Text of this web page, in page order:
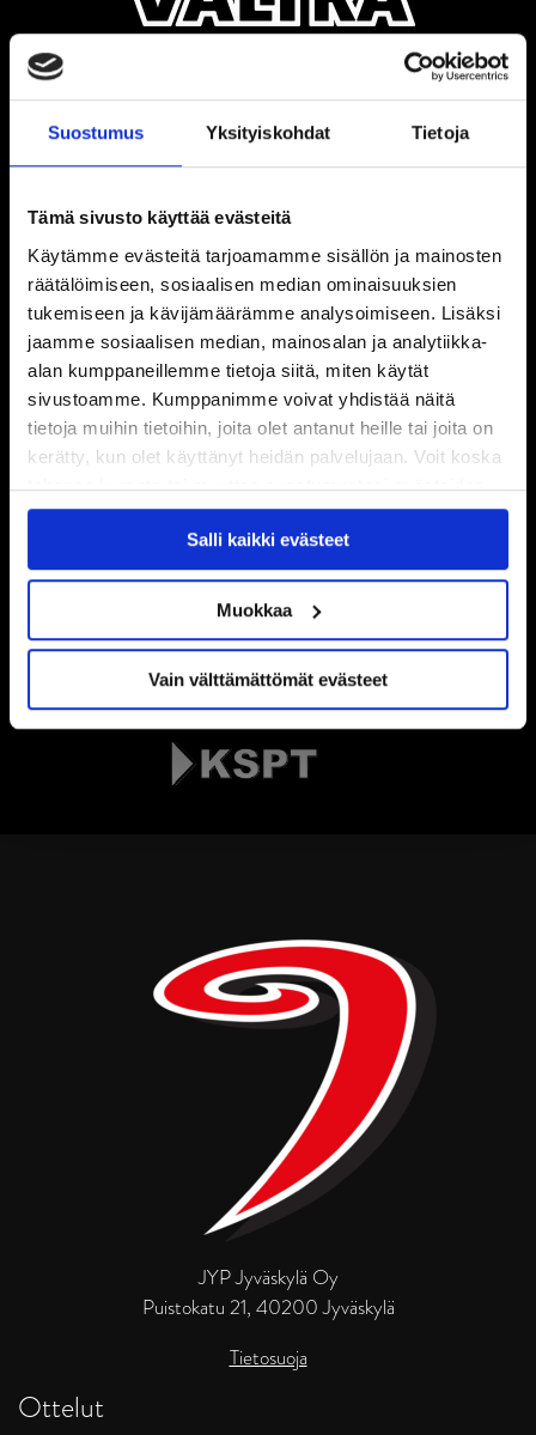
Suostumus Yksityiskohdat Tietoja
Tämä sivusto käyttää evästeitä
Käytämme evästeitä tarjoamamme sisällön ja mainosten
räätälöimiseen, sosiaalisen median ominaisuuksien
tukemiseen ja kävijämäärämme analysoimiseen. Lisäksi
jaamme sosiaalisen median, mainosalan ja analytiikka-
alan kumppaneillemme tietoja siitä, miten käytät
sivustoamme. Kumppanimme voivat yhdistää näitä
tietoja muihin tietoihin, joita olet antanut heille tai joita on
kerätty, kun olet käyttänyt heidän palvelujaan. Voit koska
tahansa kumota tai muuttaa suostumustasi evästeiden
käytöstäEvästeet-sivultamme.
Salli kaikki evästeet
Muokkaa
Vain välttämättömät evästeet
JYP Jyväskylä Oy
Puistokatu 21, 40200 Jyväskylä
Tietosuoja
Ottelut